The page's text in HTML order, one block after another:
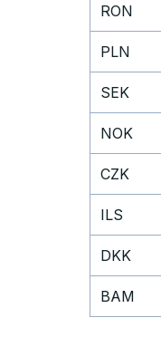
RON
PLN
SEK
NOK
CZK
ILS
DKK
BAM